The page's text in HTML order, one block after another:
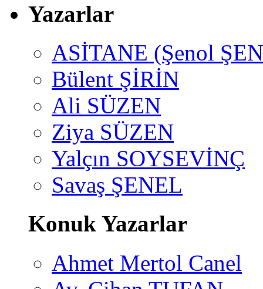
Yazarlar
ASİTANE (Şenol
Bülent ŞİRİN
Ali SÜZEN
Ziya SÜZEN
Yalçın SOYSEVİNÇ
Savaş ŞENEL
Konuk Yazarlar
Ahmet Mertol Canel